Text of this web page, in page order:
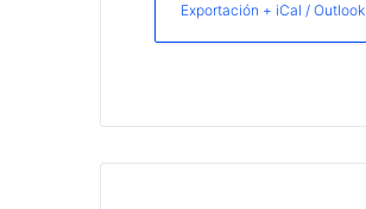
Exportación + iCal / Outlook